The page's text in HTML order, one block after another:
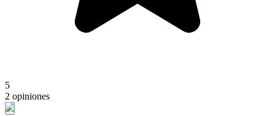
5
2 opiniones